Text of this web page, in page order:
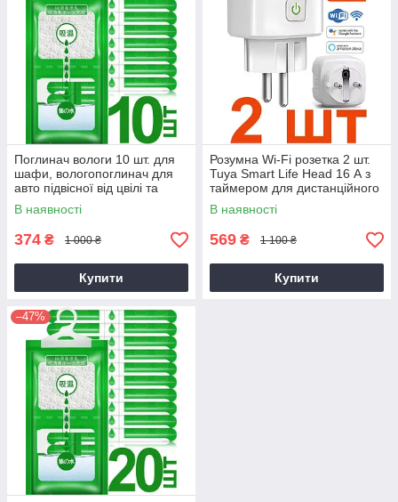
Поглинач вологи 10 шт. для
шафи, вологопоглинач для
авто підвісної від цвілі та
вологи з антигрибковим
ефектом, нейтралізатор
В наявності
374 ₴ 1 000 ₴
Купити
Розумна Wi-Fi розетка 2 шт.
Tuya Smart Life Head 16 А з
таймером для дистанційного
керування розеткою через
інтернет і обліку витрати
В наявності
569 ₴ 1 100 ₴
Купити
–47%